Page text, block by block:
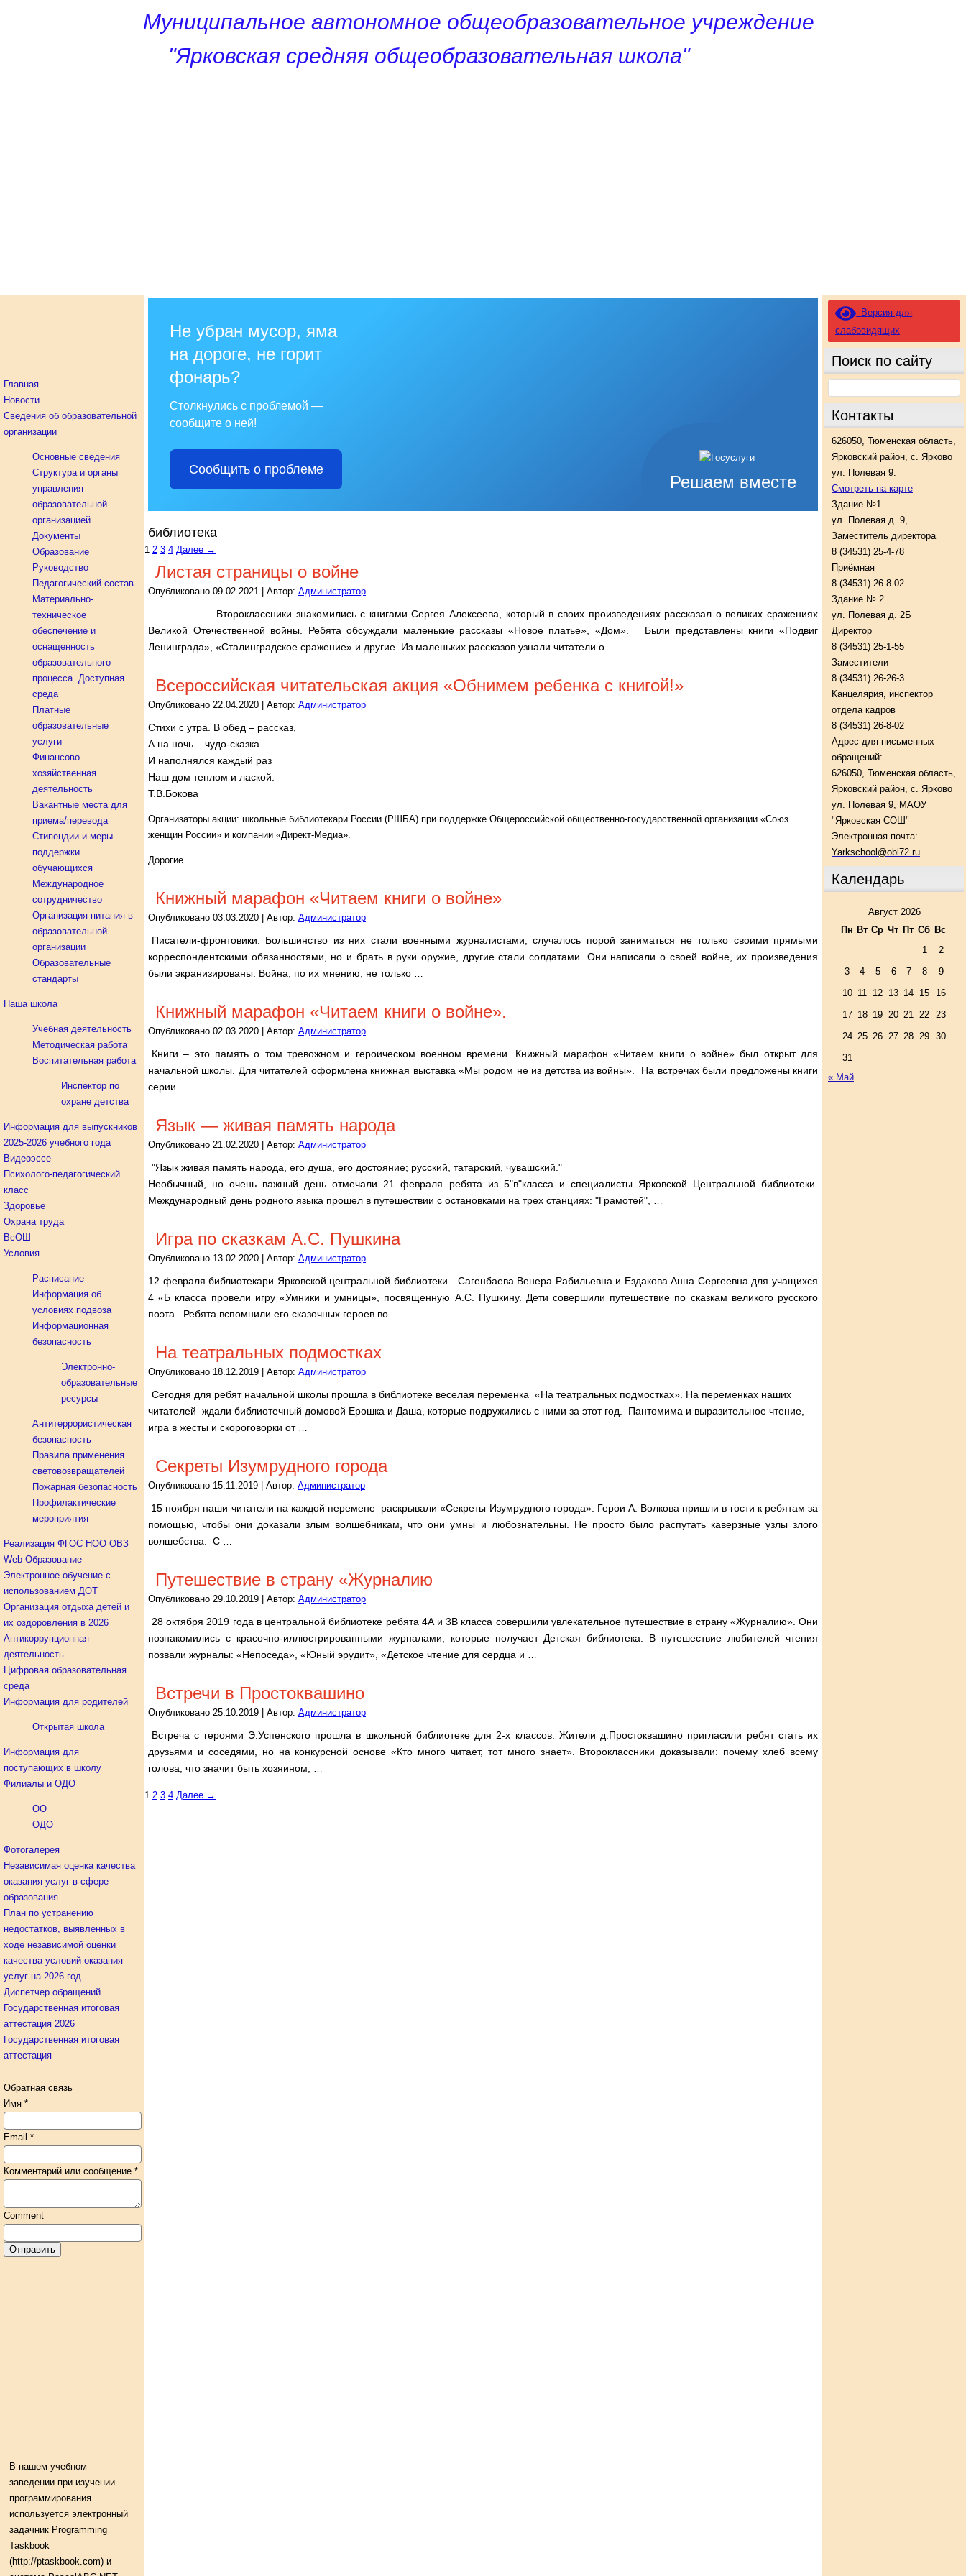
Муниципальное автономное общеобразовательное учреждение
"Ярковская средняя общеобразовательная школа"
Главная
Новости
Сведения об образовательной
организации
Основные сведения
Структура и органы
управления
образовательной
организацией
Документы
Образование
Руководство
Педагогический состав
Материально-
техническое
обеспечение и
оснащенность
образовательного
процесса. Доступная
среда
Платные
образовательные
услуги
Финансово-
хозяйственная
деятельность
Вакантные места для
приема/перевода
Стипендии и меры
поддержки
обучающихся
Международное
сотрудничество
Организация питания в
образовательной
организации
Образовательные
стандарты
Наша школа
Учебная деятельность
Методическая работа
Воспитательная работа
Инспектор по
охране детства
Информация для выпускников
2025-2026 учебного года
Видеоэссе
Психолого-педагогический
класс
Здоровье
Охрана труда
ВсОШ
Условия
Расписание
Информация об
условиях подвоза
Информационная
безопасность
Электронно-
образовательные
ресурсы
Антитеррористическая
безопасность
Правила применения
световозвращателей
Пожарная безопасность
Профилактические
мероприятия
Реализация ФГОС НОО ОВЗ
Web-Образование
Электронное обучение с
использованием ДОТ
Организация отдыха детей и
их оздоровления в 2026
Антикоррупционная
деятельность
Цифровая образовательная
среда
Информация для родителей
Открытая школа
Информация для
поступающих в школу
Филиалы и ОДО
ОО
ОДО
Фотогалерея
Независимая оценка качества
оказания услуг в сфере
образования
План по устранению
недостатков, выявленных в
ходе независимой оценки
качества условий оказания
услуг на 2026 год
Диспетчер обращений
Государственная итоговая
аттестация 2026
Государственная итоговая
аттестация
Обратная связь
Имя *
Email *
Комментарий или сообщение *
Comment
Отправить
В нашем учебном
заведении при изучении
программирования
используется электронный
задачник Programming
Taskbook
(http://ptaskbook.com) и
Решаем вместе
Не убран мусор, яма
на дороге, не горит
фонарь?
Столкнулись с проблемой —
сообщите о ней!
Сообщить о проблеме
библиотека
1 2 3 4 Далее →
Листая страницы о войне
Опубликовано 09.02.2021 Автор: Администратор
Второклассники знакомились с книгами Сергея Алексеева, который в своих произведениях рассказал о великих сражениях
Великой Отечественной войны. Ребята обсуждали маленькие рассказы «Новое платье», «Дом». Были представлены книги «Подвиг
Ленинграда», «Сталинградское сражение» и другие. Из маленьких рассказов узнали читатели о …
Всероссийская читательская акция «Обнимем ребенка с книгой!»
Опубликовано 22.04.2020 Автор: Администратор
Стихи с утра. В обед – рассказ,
А на ночь – чудо-сказка.
И наполнялся каждый раз
Наш дом теплом и лаской.
Т.В.Бокова
Организаторы акции: школьные библиотекари России (РШБА) при поддержке Общероссийской общественно-государственной организации «Союз
женщин России» и компании «Директ-Медиа».
Дорогие …
Книжный марафон «Читаем книги о войне»
Опубликовано 03.03.2020 Автор: Администратор
Писатели-фронтовики. Большинство из них стали военными журналистами, случалось порой заниматься не только своими прямыми
корреспондентскими обязанностями, но и брать в руки оружие, другие стали солдатами. Они написали о своей войне, их произведения
были экранизированы. Война, по их мнению, не только …
Книжный марафон «Читаем книги о войне».
Опубликовано 02.03.2020 Автор: Администратор
Книги – это память о том тревожном и героическом военном времени. Книжный марафон «Читаем книги о войне» был открыт для
начальной школы. Для читателей оформлена книжная выставка «Мы родом не из детства из войны». На встречах были предложены книги
серии …
Язык — живая память народа
Опубликовано 21.02.2020 Автор: Администратор
"Язык живая память народа, его душа, его достояние; русский, татарский, чувашский."
Необычный, но очень важный день отмечали 21 февраля ребята из 5"в"класса и специалисты Ярковской Центральной библиотеки.
Международный день родного языка прошел в путешествии с остановками на трех станциях: "Грамотей", …
Игра по сказкам А.С. Пушкина
Опубликовано 13.02.2020 Автор: Администратор
12 февраля библиотекари Ярковской центральной библиотеки Сагенбаева Венера Рабильевна и Ездакова Анна Сергеевна для учащихся
4 «Б класса провели игру «Умники и умницы», посвященную А.С. Пушкину. Дети совершили путешествие по сказкам великого русского
поэта. Ребята вспомнили его сказочных героев во …
На театральных подмостках
Опубликовано 18.12.2019 Автор: Администратор
Сегодня для ребят начальной школы прошла в библиотеке веселая переменка «На театральных подмостках». На переменках наших
читателей ждали библиотечный домовой Ерошка и Даша, которые подружились с ними за этот год. Пантомима и выразительное чтение,
игра в жесты и скороговорки от …
Секреты Изумрудного города
Опубликовано 15.11.2019 Автор: Администратор
15 ноября наши читатели на каждой перемене раскрывали «Секреты Изумрудного города». Герои А. Волкова пришли в гости к ребятам за
помощью, чтобы они доказали злым волшебникам, что они умны и любознательны. Не просто было распутать каверзные узлы злого
волшебства. С …
Путешествие в страну «Журналию
Опубликовано 29.10.2019 Автор: Администратор
28 октября 2019 года в центральной библиотеке ребята 4А и 3В класса совершили увлекательное путешествие в страну «Журналию». Они
познакомились с красочно-иллюстрированными журналами, которые получает Детская библиотека. В путешествие любителей чтения
позвали журналы: «Непоседа», «Юный эрудит», «Детское чтение для сердца и …
Встречи в Простоквашино
Опубликовано 25.10.2019 Автор: Администратор
Встреча с героями Э.Успенского прошла в школьной библиотеке для 2-х классов. Жители д.Простоквашино пригласили ребят стать их
друзьями и соседями, но на конкурсной основе «Кто много читает, тот много знает». Второклассники доказывали: почему хлеб всему
голова, что значит быть хозяином, …
1 2 3 4 Далее →
Версия для
слабовидящих
Поиск по сайту
Контакты
626050, Тюменская область,
Ярковский район, с. Ярково
ул. Полевая 9.
Смотреть на карте
Здание №1
ул. Полевая д. 9,
Заместитель директора
8 (34531) 25-4-78
Приёмная
8 (34531) 26-8-02
Здание № 2
ул. Полевая д. 2Б
Директор
8 (34531) 25-1-55
Заместители
8 (34531) 26-26-3
Канцелярия, инспектор
отдела кадров
8 (34531) 26-8-02
Адрес для письменных
обращений:
626050, Тюменская область,
Ярковский район, с. Ярково
ул. Полевая 9, МАОУ
"Ярковская СОШ"
Электронная почта:
Yarkschool@obl72.ru
Календарь
Август 2026
Пн Вт Ср Чт Пт Сб Вс
1
2
3
4 5 6 7 8
9
10 11 12 13 14 15
16
17 18 19 20 21 22 23
24 25 26 27 28 29 30
31
« Май